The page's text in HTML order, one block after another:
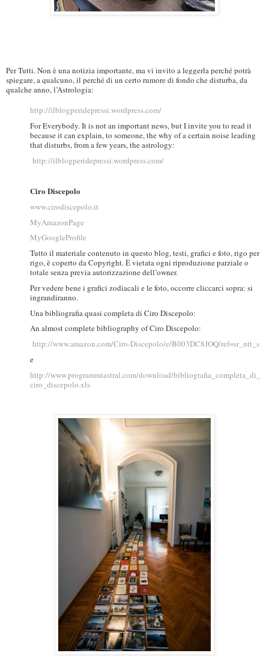
Per Tutti. Non è una notizia importante, ma vi invito a leggerla perché potrà
spiegare, a qualcuno, il perché di un certo rumore di fondo che disturba, da
qualche anno, l’Astrologia:
http://ilblogperidepressi.wordpress.com/
For Everybody. It is not an important news, but I invite you to read it
because it can explain, to someone, the why of a certain noise leading
that disturbs, from a few years, the astrology:
http://ilblogperidepressi.wordpress.com/
Ciro Discepolo
www.cirodiscepolo.it
MyAmazonPage
MyGoogleProfile
Tutto il materiale contenuto in questo blog, testi, grafici e foto, rigo per
rigo, è coperto da Copyright. È vietata ogni riproduzione parziale o
totale senza previa autorizzazione dell’owner.
Per vedere bene i grafici zodiacali e le foto, occorre cliccarci sopra: si
ingrandiranno.
Una bibliografia quasi completa di Ciro Discepolo:
An almost complete bibliography of Ciro Discepolo:
http://www.amazon.com/Ciro-Discepolo/e/B003DC8JOQ/ref=sr_ntt_s
e
http://www.programmiastral.com/download/bibliografia_completa_di_
ciro_discepolo.xls